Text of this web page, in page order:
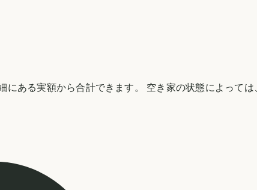
にある実額から合計できます。 空き家の状態によって